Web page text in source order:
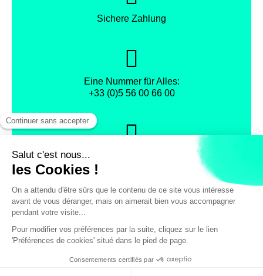
Sichere Zahlung
Eine Nummer für Alles:
+33 (0)5 56 00 66 00
FacebookInstagram
X